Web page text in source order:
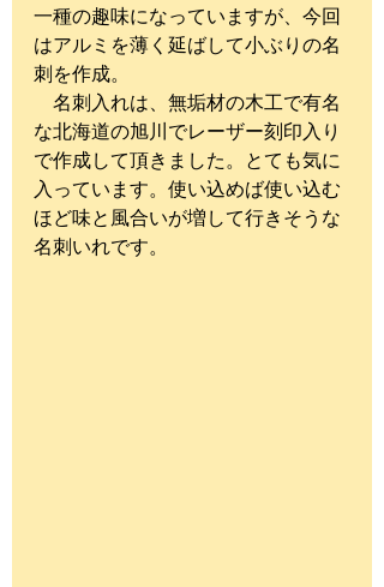
一種の趣味になっていますが、今回
はアルミを薄く延ばして小ぶりの名
刺を作成。
名刺入れは、無垢材の木工で有名
な北海道の旭川でレーザー刻印入り
で作成して頂きました。とても気に
入っています。使い込めば使い込む
ほど味と風合いが増して行きそうな
名刺いれです。